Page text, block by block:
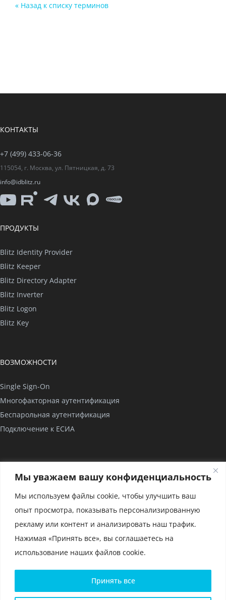
Мы уважаем вашу конфиденциальность
Мы используем файлы cookie, чтобы улучшить ваш
опыт просмотра, показывать персонализированную
рекламу или контент и анализировать наш трафик.
Нажимая «Принять все», вы соглашаетесь на
использование наших файлов cookie.
Принять все
« Назад к cписку терминов
КОНТАКТЫ
+7 (499) 433-06-36
115054, г. Москва, ул. Пятницкая, д. 73
info@idblitz.ru
YouTubeRutubeTelegram
VK Max
CISO
ПРОДУКТЫ
Blitz Identity Provider
Blitz Keeper
Blitz Directory Adapter
Blitz Inverter
Blitz Logon
Blitz Key
ВОЗМОЖНОСТИ
Single Sign-On
Многофакторная аутентификация
Беспарольная аутентификация
Подключение к ЕСИА
О нас
Сертификаты
Политика конфиденциальности и условия использования
Политика конфиденциальности для мобильного приложения